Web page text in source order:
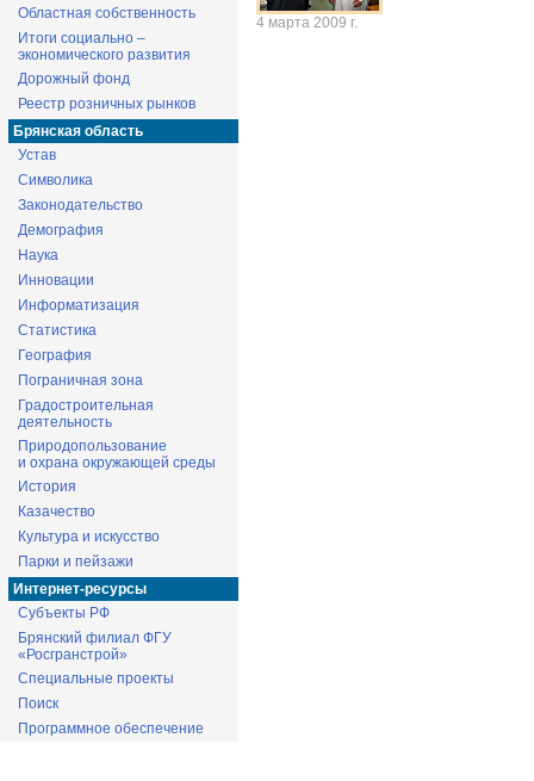
Областная собственность
Итоги социально –
экономического развития
Дорожный фонд
Реестр розничных рынков
Брянская область
Устав
Символика
Законодательство
Демография
Наука
Инновации
Информатизация
Статистика
География
Пограничная зона
Градостроительная
деятельность
Природопользование
и охрана окружающей среды
История
Казачество
Культура и искусство
Парки и пейзажи
Интернет-ресурсы
Субъекты РФ
Брянский филиал ФГУ
«Росгранстрой»
Специальные проекты
Поиск
Программное обеспечение
4 марта 2009 г.